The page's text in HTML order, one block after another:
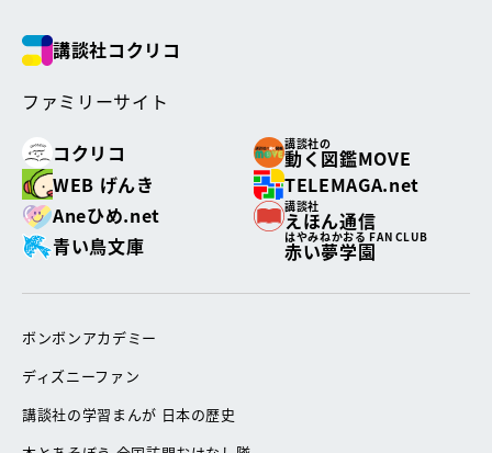
講談社コクリコ
ファミリーサイト
コクリコ
講談社の
動く図鑑MOVE
WEB げんき
TELEMAGA.net
Aneひめ.net
講談社
えほん通信
青い鳥文庫
はやみねかおる FAN CLUB
赤い夢学園
ボンボンアカデミー
ディズニーファン
講談社の学習まんが 日本の歴史